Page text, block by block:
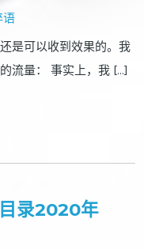
语
是可以收到效果的。我
流量： 事实上，我 […]
录2020年